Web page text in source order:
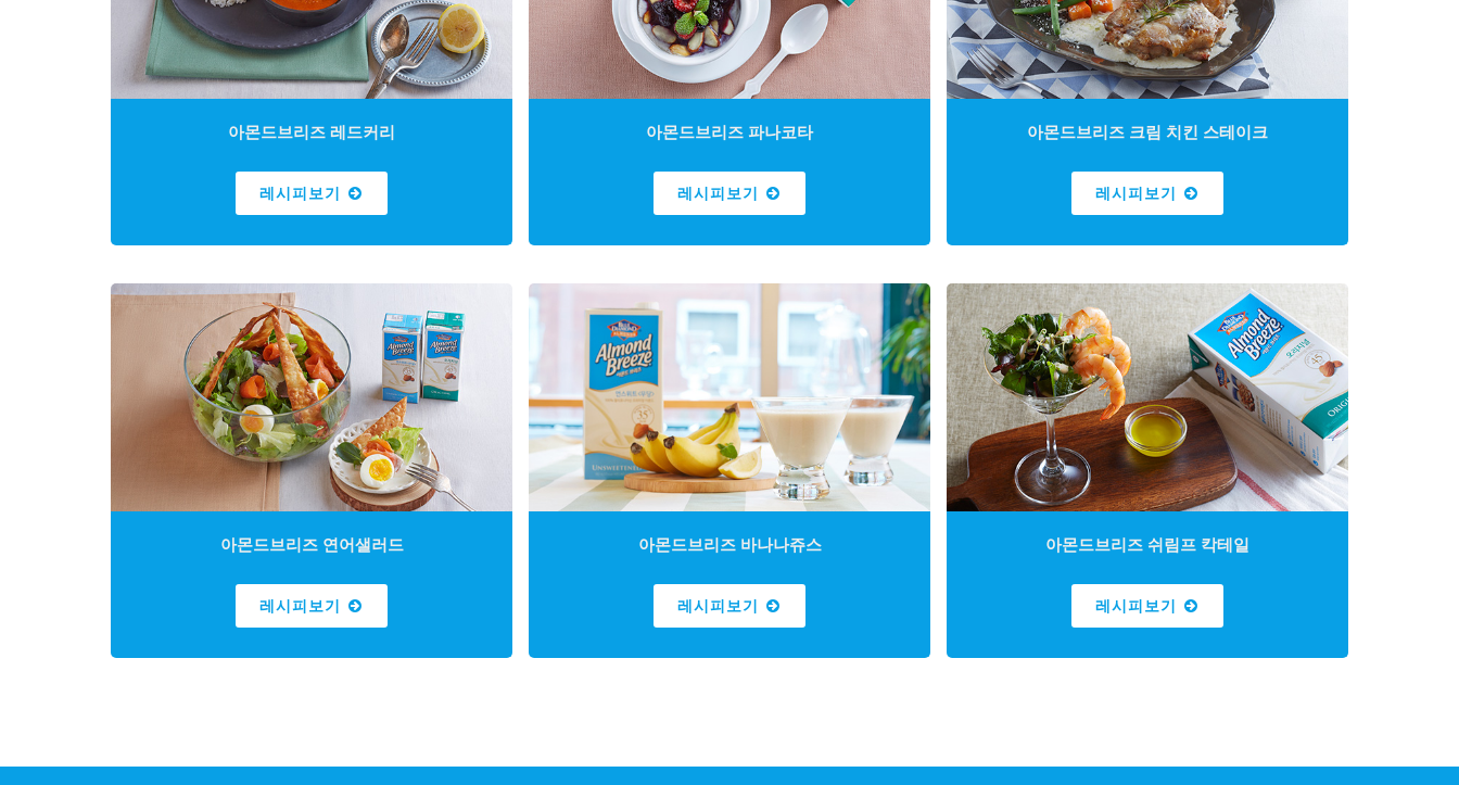
아몬드브리즈 레드커리
레시피보기
아몬드브리즈 파나코타
레시피보기
아몬드브리즈 크림 치킨 스테이크
레시피보기
아몬드브리즈 연어샐러드
레시피보기
아몬드브리즈 바나나쥬스
레시피보기
아몬드브리즈 쉬림프 칵테일
레시피보기